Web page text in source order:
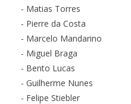
- Matias Torres
- Pierre da Costa
- Marcelo Mandarino
- Miguel Braga
- Bento Lucas
- Guilherme Nunes
- Felipe Stiebler